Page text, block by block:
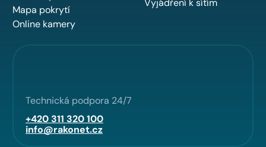
Mapa pokrytí
Online kamery
Technická podpora 24/7
+420 311 320 100
info@rakonet.cz